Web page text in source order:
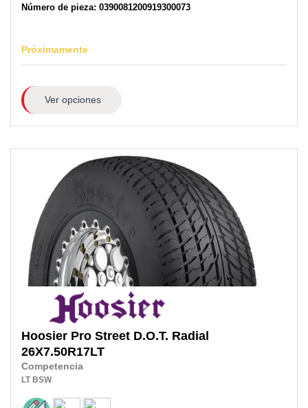
Número de pieza: 0390081200919300073
Próximamente
Ver opciones
Hoosier Pro Street D.O.T. Radial
26X7.50R17LT
Competencia
LT BSW